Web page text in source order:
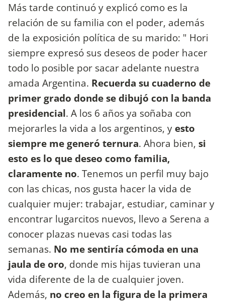
Más tarde continuó y explicó como es la
relación de su familia con el poder, además
de la exposición política de su marido: " Hori
siempre expresó sus deseos de poder hacer
todo lo posible por sacar adelante nuestra
amada Argentina. Recuerda su cuaderno de
primer grado donde se dibujó con la banda
presidencial. A los 6 años ya soñaba con
mejorarles la vida a los argentinos, y esto
siempre me generó ternura. Ahora bien, si
esto es lo que deseo como familia,
claramente no. Tenemos un perfil muy bajo
con las chicas, nos gusta hacer la vida de
cualquier mujer: trabajar, estudiar, caminar y
encontrar lugarcitos nuevos, llevo a Serena a
conocer plazas nuevas casi todas las
semanas. No me sentiría cómoda en una
jaula de oro, donde mis hijas tuvieran una
vida diferente de la de cualquier joven.
Además, no creo en la figura de la primera